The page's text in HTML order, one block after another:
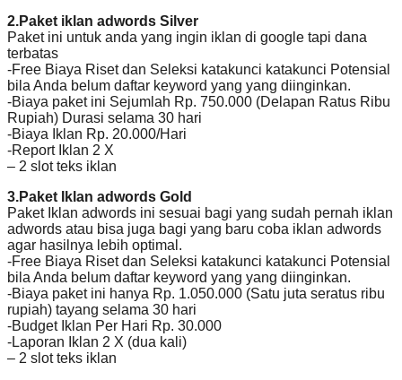
2.Paket iklan adwords Silver
Paket ini untuk anda yang ingin iklan di google tapi dana
terbatas
-Free Biaya Riset dan Seleksi katakunci katakunci Potensial
bila Anda belum daftar keyword yang yang diinginkan.
-Biaya paket ini Sejumlah Rp. 750.000 (Delapan Ratus Ribu
Rupiah) Durasi selama 30 hari
-Biaya Iklan Rp. 20.000/Hari
-Report Iklan 2 X
– 2 slot teks iklan
3.Paket Iklan adwords Gold
Paket Iklan adwords ini sesuai bagi yang sudah pernah iklan
adwords atau bisa juga bagi yang baru coba iklan adwords
agar hasilnya lebih optimal.
-Free Biaya Riset dan Seleksi katakunci katakunci Potensial
bila Anda belum daftar keyword yang yang diinginkan.
-Biaya paket ini hanya Rp. 1.050.000 (Satu juta seratus ribu
rupiah) tayang selama 30 hari
-Budget Iklan Per Hari Rp. 30.000
-Laporan Iklan 2 X (dua kali)
– 2 slot teks iklan